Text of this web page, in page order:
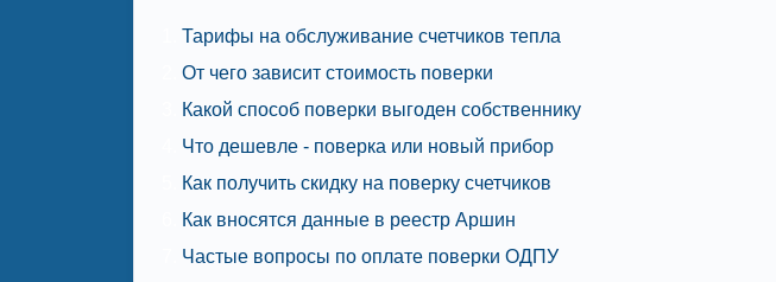
Тарифы на обслуживание счетчиков тепла
От чего зависит стоимость поверки
Какой способ поверки выгоден собственнику
Что дешевле - поверка или новый прибор
Как получить скидку на поверку счетчиков
Как вносятся данные в реестр Аршин
Частые вопросы по оплате поверки ОДПУ